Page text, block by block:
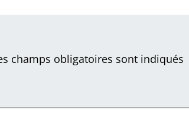
champs obligatoires sont indiqués